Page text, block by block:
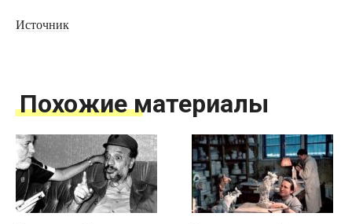
Источник
Похожие материалы